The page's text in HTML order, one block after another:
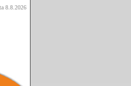
8.8.2026